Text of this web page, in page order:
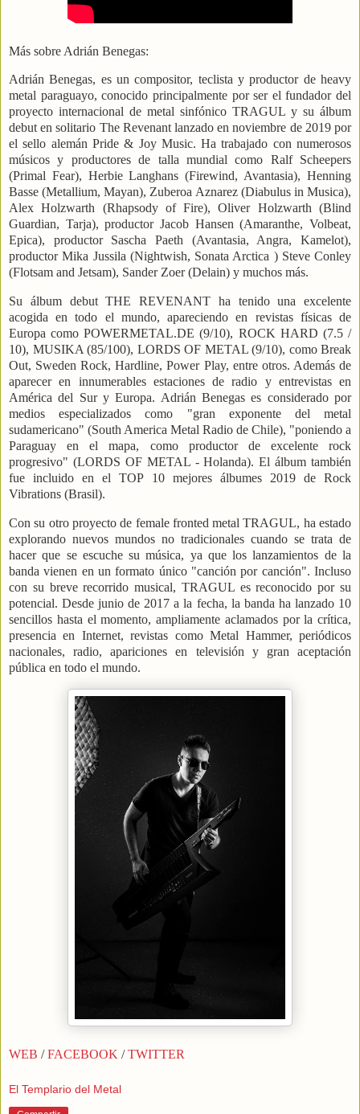
Más sobre Adrián Benegas:
Adrián Benegas, es un compositor, teclista y productor de heavy
metal paraguayo, conocido principalmente por ser el fundador del
proyecto internacional de metal sinfónico TRAGUL y su álbum
debut en solitario The Revenant lanzado en noviembre de 2019 por
el sello alemán Pride & Joy Music. Ha trabajado con numerosos
músicos y productores de talla mundial como Ralf Scheepers
(Primal Fear), Herbie Langhans (Firewind, Avantasia), Henning
Basse (Metallium, Mayan), Zuberoa Aznarez (Diabulus in Musica),
Alex Holzwarth (Rhapsody of Fire), Oliver Holzwarth (Blind
Guardian, Tarja), productor Jacob Hansen (Amaranthe, Volbeat,
Epica), productor Sascha Paeth (Avantasia, Angra, Kamelot),
productor Mika Jussila (Nightwish, Sonata Arctica ) Steve Conley
(Flotsam and Jetsam), Sander Zoer (Delain) y muchos más.
Su álbum debut THE REVENANT ha tenido una excelente
acogida en todo el mundo, apareciendo en revistas físicas de
Europa como POWERMETAL.DE (9/10), ROCK HARD (7.5 /
10), MUSIKA (85/100), LORDS OF METAL (9/10), como Break
Out, Sweden Rock, Hardline, Power Play, entre otros. Además de
aparecer en innumerables estaciones de radio y entrevistas en
América del Sur y Europa. Adrián Benegas es considerado por
medios especializados como "gran exponente del metal
sudamericano" (South America Metal Radio de Chile), "poniendo a
Paraguay en el mapa, como productor de excelente rock
progresivo" (LORDS OF METAL - Holanda). El álbum también
fue incluido en el TOP 10 mejores álbumes 2019 de Rock
Vibrations (Brasil).
Con su otro proyecto de female fronted metal TRAGUL, ha estado
explorando nuevos mundos no tradicionales cuando se trata de
hacer que se escuche su música, ya que los lanzamientos de la
banda vienen en un formato único "canción por canción". Incluso
con su breve recorrido musical, TRAGUL es reconocido por su
potencial. Desde junio de 2017 a la fecha, la banda ha lanzado 10
sencillos hasta el momento, ampliamente aclamados por la crítica,
presencia en Internet, revistas como Metal Hammer, periódicos
nacionales, radio, apariciones en televisión y gran aceptación
pública en todo el mundo.
WEB /FACEBOOK /TWITTER
El Templario del Metal